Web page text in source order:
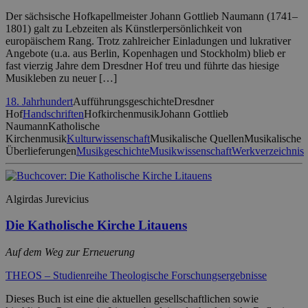
Der sächsische Hofkapellmeister Johann Gottlieb Naumann (1741–
1801) galt zu Lebzeiten als Künstlerpersönlichkeit von
europäischem Rang. Trotz zahlreicher Einladungen und lukrativer
Angebote (u.a. aus Berlin, Kopenhagen und Stockholm) blieb er
fast vierzig Jahre dem Dresdner Hof treu und führte das hiesige
Musikleben zu neuer […]
18. JahrhundertAufführungsgeschichteDresdner
HofHandschriftenHofkirchenmusikJohann Gottlieb
NaumannKatholische
KirchenmusikKulturwissenschaftMusikalische QuellenMusikalische
ÜberlieferungenMusikgeschichteMusikwissenschaftWerkverzeichnis
Algirdas Jurevicius
Die Katholische Kirche Litauens
Auf dem Weg zur Erneuerung
THEOS – Studienreihe Theologische Forschungsergebnisse
Dieses Buch ist eine die aktuellen gesellschaftlichen sowie